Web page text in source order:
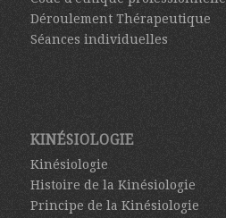
Déroulement Thérapeutique
Séances individuelles
KINÉSIOLOGIE
Kinésiologie
Histoire de la Kinésiologie
Principe de la Kinésiologie